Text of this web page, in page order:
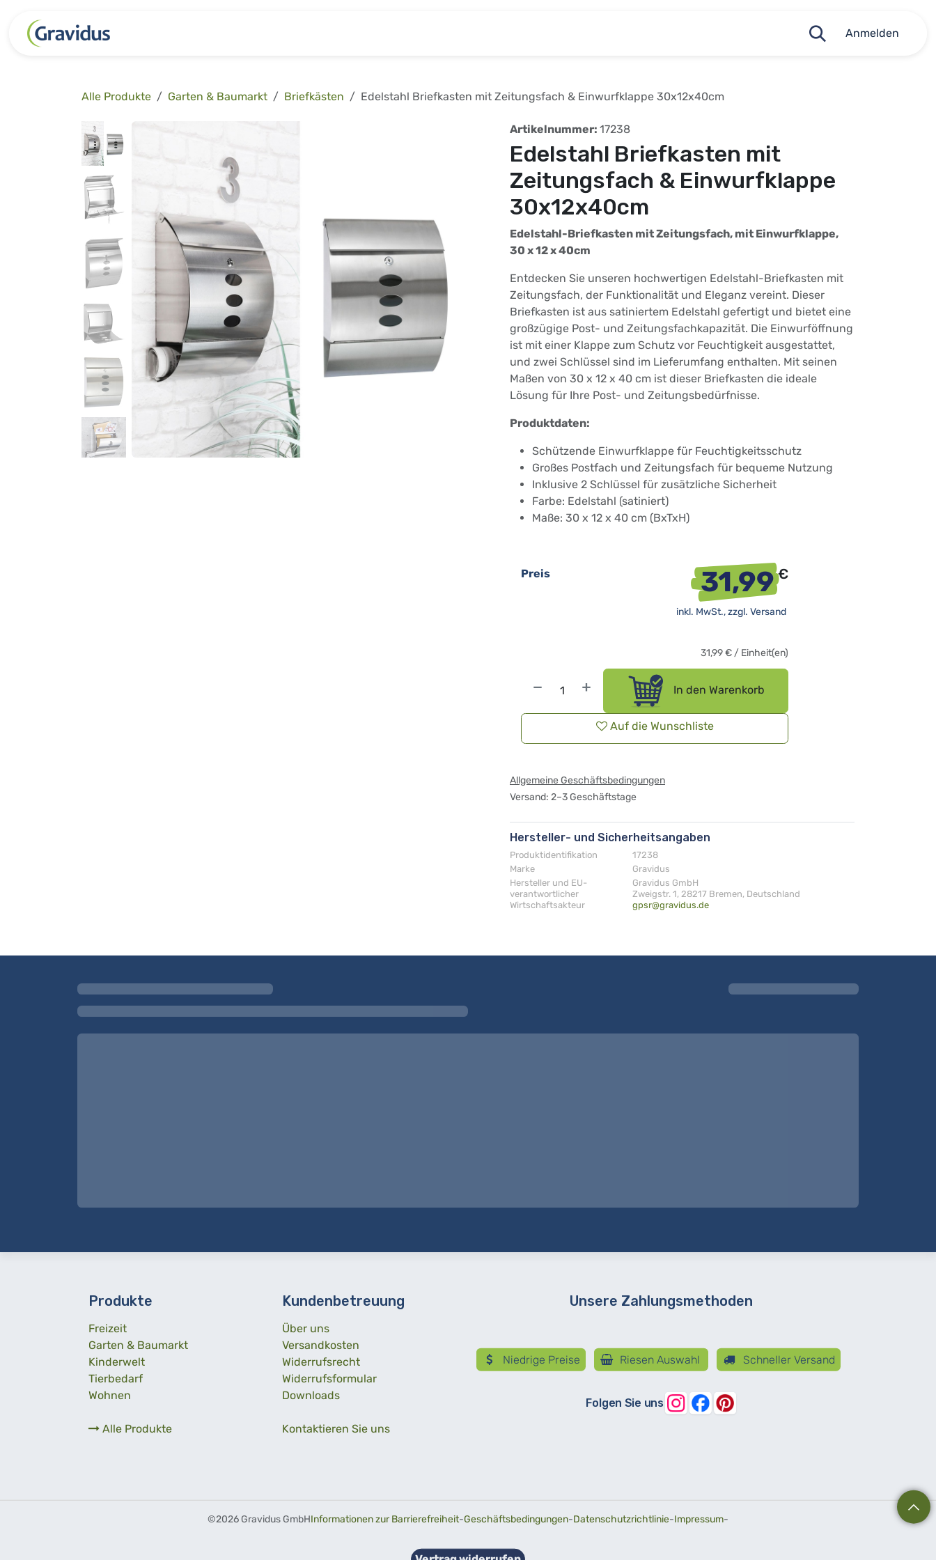
Anmelden
Alle Produkte Garten & Baumarkt Briefkästen Edelstahl Briefkasten mit Zeitungsfach & Einwurfklappe 30x12x40cm
Artikelnummer: 17238
Edelstahl Briefkasten mit
Zeitungsfach & Einwurfklappe
30x12x40cm
Edelstahl-Briefkasten mit Zeitungsfach, mit Einwurfklappe,
30 x 12 x 40cm
Entdecken Sie unseren hochwertigen Edelstahl-Briefkasten mit
Zeitungsfach, der Funktionalität und Eleganz vereint. Dieser
Briefkasten ist aus satiniertem Edelstahl gefertigt und bietet eine
großzügige Post- und Zeitungsfachkapazität. Die Einwurföffnung
ist mit einer Klappe zum Schutz vor Feuchtigkeit ausgestattet,
und zwei Schlüssel sind im Lieferumfang enthalten. Mit seinen
Maßen von 30 x 12 x 40 cm ist dieser Briefkasten die ideale
Lösung für Ihre Post- und Zeitungsbedürfnisse.
Produktdaten:
Schützende Einwurfklappe für Feuchtigkeitsschutz
Großes Postfach und Zeitungsfach für bequeme Nutzung
Inklusive 2 Schlüssel für zusätzliche Sicherheit
Farbe: Edelstahl (satiniert)
Maße: 30 x 12 x 40 cm (BxTxH)
In den Warenkorb
Auf die Wunschliste
Preis 31,99€
inkl. MwSt., zzgl. Versand
31,99€/ Einheit(en)
Allgemeine Geschäftsbedingungen
Versand: 2–3 Geschäftstage
Hersteller- und Sicherheitsangaben
Produktidentifikation
17238
Marke
Gravidus
Hersteller und EU-
verantwortlicher
Wirtschaftsakteur
Gravidus GmbH
Zweigstr. 1, 28217 Bremen, Deutschland
gpsr@gravidus.de
Produkte
Freizeit
Garten & Baumarkt
Kinderwelt
Tierbedarf
Wohnen
Alle Produkte
Kundenbetreuung
Über uns
Versandkosten
Widerrufsrecht
Widerrufsformular
Downloads
Kontaktieren Sie uns
Unsere Zahlungsmethoden
Niedrige Preise Riesen Auswahl Schneller Versand
Folgen Sie uns
©2026 Gravidus GmbHInformationen zur Barrierefreiheit-Geschäftsbedingungen-Datenschutzrichtlinie-Impressum-